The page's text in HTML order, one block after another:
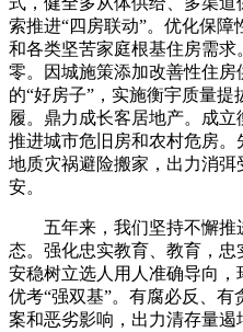
索推进“四房联动”。优化保
和各类坚苦家庭根基住房需
零。因城施策添加改善性住
的“好房子”，实施衡宇质量
履。鼎力成长客居地产。成立
推进城市危旧房和农村危房
地质灾祸避险搬家，出力消
安。
五年来，我们坚持不懈推
态。强化忠实教育、教育，忠
安稳树立选人用人准确导向，
优考“强双基”。有腐必反、
案和恶劣影响，出力清存量